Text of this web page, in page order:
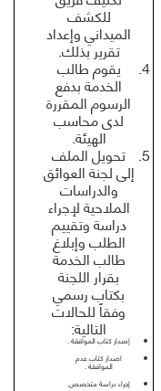
للكشف
الميداني وإعداد
تقرير بذلك.
يقوم طالب
الخدمة بدفع
الرسوم المقررة
لدى محاسب
الهيئة.
تحويل الملف
إلى لجنة العوائق
والدراسات
الملاحية لإجراء
دراسة وتقييم
الطلب وإبلاغ
طالب الخدمة
بقرار اللجنة
بكتاب رسمي
وفقاً للحالات
التالية:
إصدار كتاب الموافقة .
اصدار كتاب عدم
الموافقة .
إجراء دراسة متخصص.